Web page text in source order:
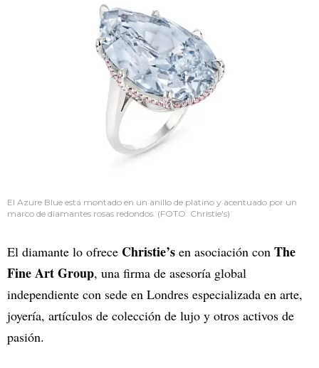
El Azure Blue está montado en un anillo de platino y acentuado por un
marco de diamantes rosas redondos. (FOTO: Christie's)
El diamante lo ofrece Christie’s en asociación con The
Fine Art Group, una firma de asesoría global
independiente con sede en Londres especializada en arte,
joyería, artículos de colección de lujo y otros activos de
pasión.